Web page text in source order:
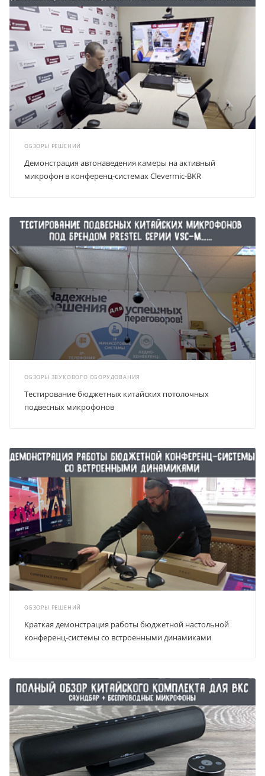
ОБЗОРЫ РЕШЕНИЙ
Демонстрация автонаведения камеры на активный
микрофон в конференц-системах Clevermic-BKR
ОБЗОРЫ ЗВУКОВОГО ОБОРУДОВАНИЯ
Тестирование бюджетных китайских потолочных
подвесных микрофонов
ОБЗОРЫ РЕШЕНИЙ
Краткая демонстрация работы бюджетной настольной
конференц-системы со встроенными динамиками